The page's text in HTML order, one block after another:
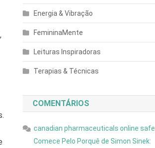
Energia & Vibração
FemininaMente
Leituras Inspiradoras
Terapias & Técnicas
COMENTÁRIOS
canadian pharmaceuticals online safe
Comece Pelo Porquê de Simon Sinek: